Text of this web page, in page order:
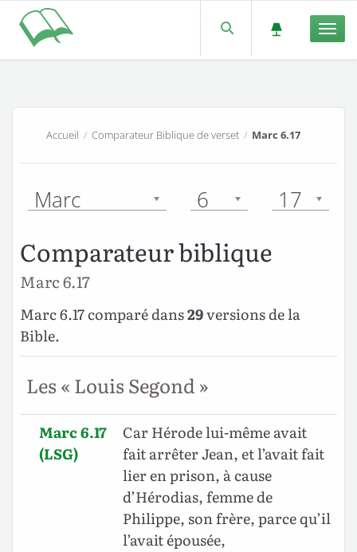
Accueil / Comparateur Biblique de verset/ Marc 6.17
Marc 6 17
Comparateur biblique
Marc 6.17
Marc 6.17 comparé dans29versions de la
Bible.
Les « Louis Segond »
Marc 6.17
(LSG)
Car Hérode lui-même avait
fait arrêter Jean, et l’avait fait
lier en prison, à cause
d’Hérodias, femme de
Philippe, son frère, parce qu’il
l’avait épousée,